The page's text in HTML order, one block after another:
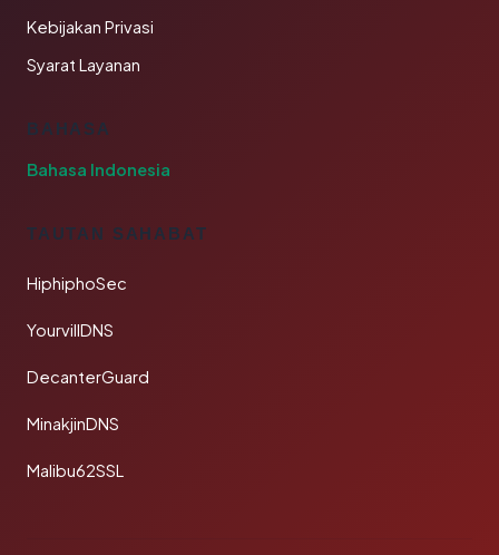
Kebijakan Privasi
Syarat Layanan
BAHASA
Bahasa Indonesia
TAUTAN SAHABAT
HiphiphoSec
YourvillDNS
DecanterGuard
MinakjinDNS
Malibu62SSL